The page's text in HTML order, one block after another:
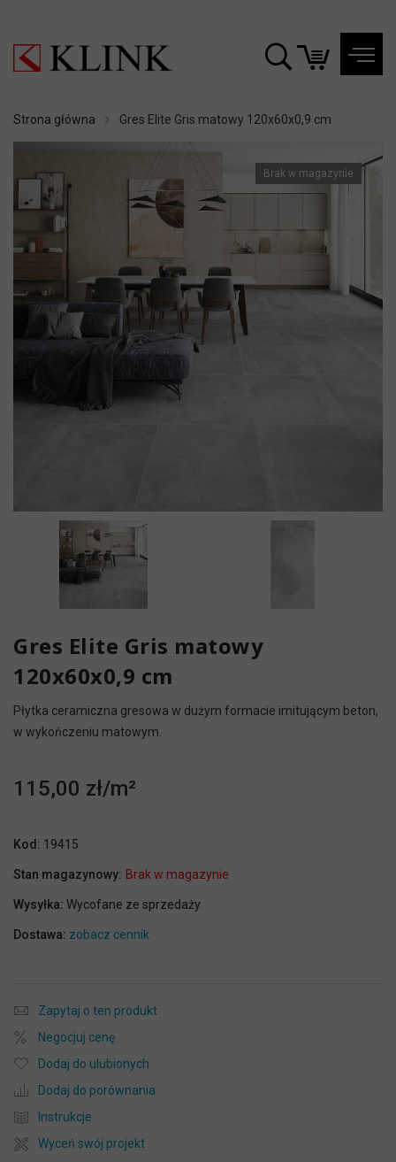
Strona główna Gres Elite Gris matowy 120x60x0,9 cm
Brak w magazynie
Gres Elite Gris matowy
120x60x0,9 cm
Płytka ceramiczna gresowa w dużym formacie imitującym beton,
w wykończeniu matowym.
115,00 zł
Kod: 19415
Stan magazynowy: Brak w magazynie
Wysyłka: Wycofane ze sprzedaży
Dostawa: zobacz cennik
Zapytaj o ten produkt
Negocjuj cenę
Dodaj do ulubionych
Dodaj do porównania
Instrukcje
Wyceń swój projekt